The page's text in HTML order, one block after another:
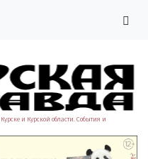
и Курской области. События и